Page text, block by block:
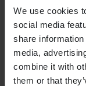
We use cookies
social media
share
media,
combine it with
them or that